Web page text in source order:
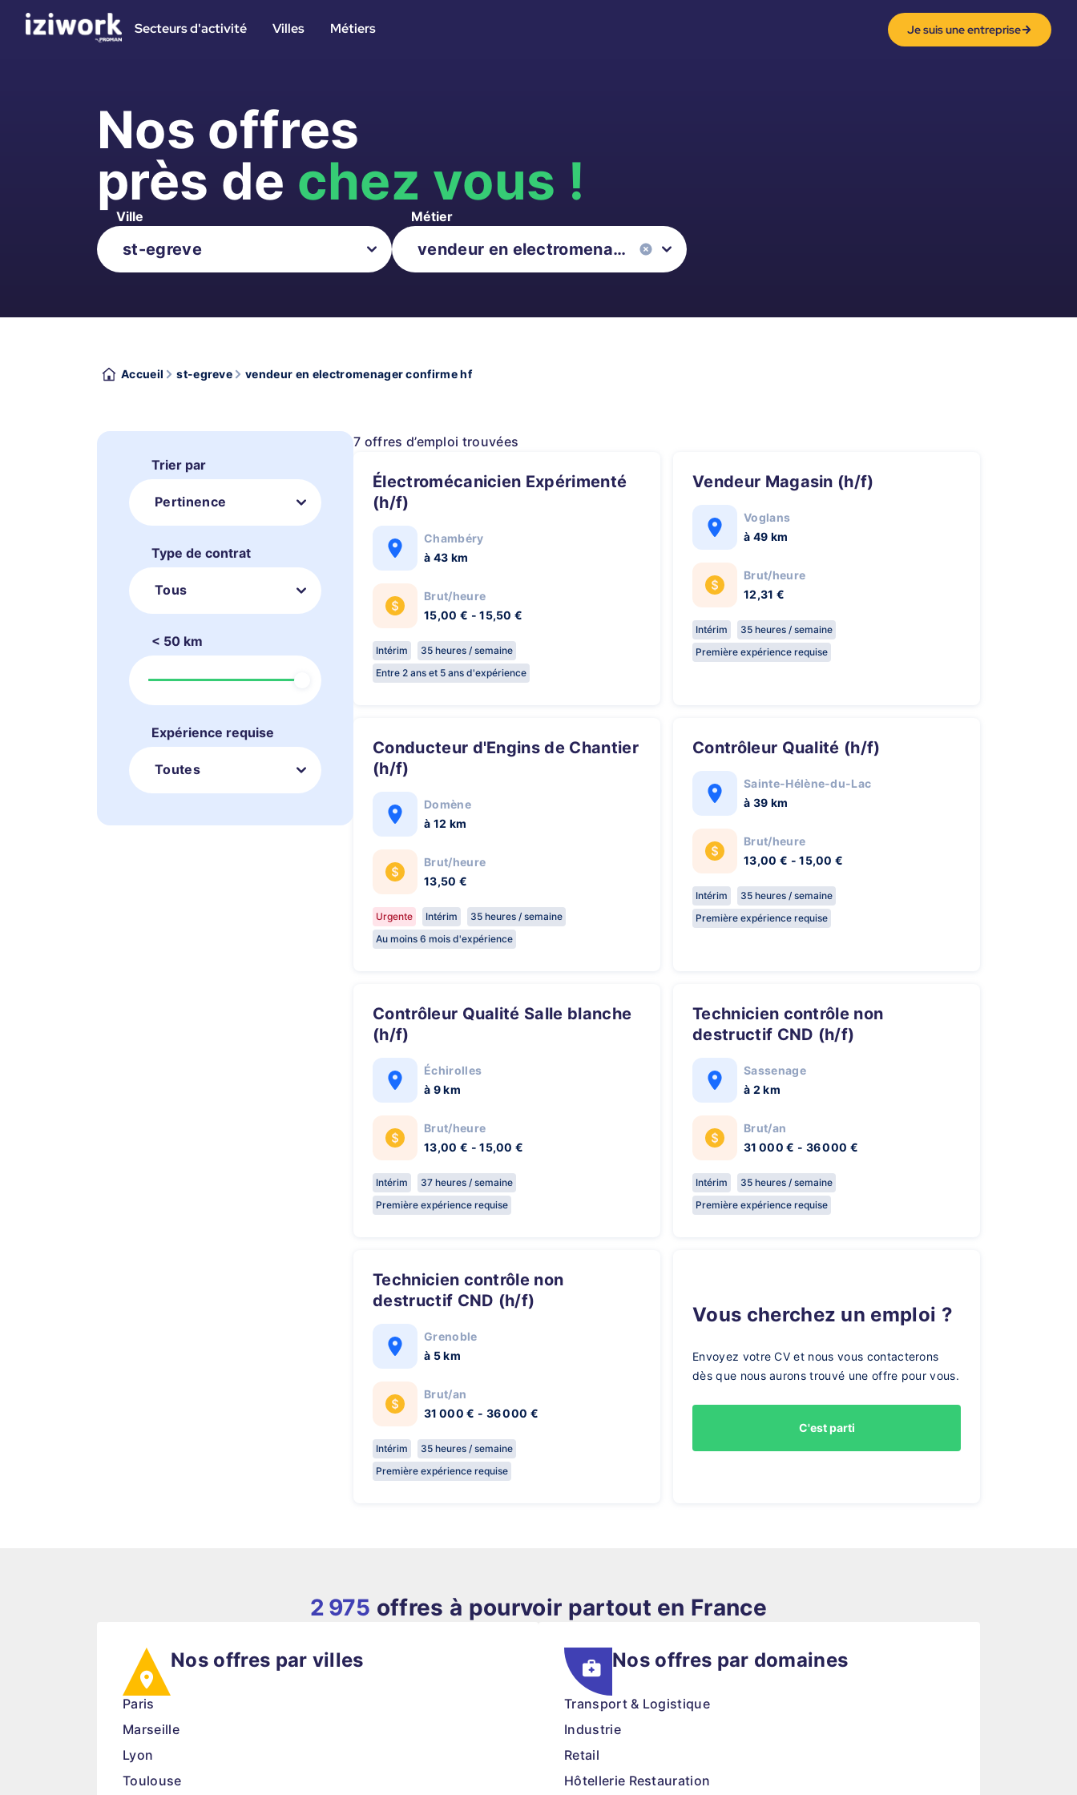
Secteurs d'activité Villes Métiers Je suis une entreprise
Nos offres
près de chez vous !
Ville Métier
Accueil st-egreve vendeur en electromenager confirme hf
Trier par
Pertinence
Type de contrat
Tous
< 50 km
Expérience requise
Toutes
7 offres d’emploi trouvées
Électromécanicien Expérimenté
(h/f)
Chambéry
à 43 km
Brut/heure
15,00 € - 15,50 €
Intérim
35 heures / semaine
Entre 2 ans et 5 ans d'expérience
Vendeur Magasin (h/f)
Voglans
à 49 km
Brut/heure
12,31 €
Intérim
35 heures / semaine
Première expérience requise
Conducteur d'Engins de Chantier
(h/f)
Domène
à 12 km
Brut/heure
13,50 €
Urgente Intérim
35 heures / semaine
Au moins 6 mois d'expérience
Contrôleur Qualité (h/f)
Sainte-Hélène-du-Lac
à 39 km
Brut/heure
13,00 € - 15,00 €
Intérim
35 heures / semaine
Première expérience requise
Contrôleur Qualité Salle blanche
(h/f)
Échirolles
à 9 km
Brut/heure
13,00 € - 15,00 €
Intérim
37 heures / semaine
Première expérience requise
Technicien contrôle non
destructif CND (h/f)
Sassenage
à 2 km
Brut/an
31 000 € - 36 000 €
Intérim
35 heures / semaine
Première expérience requise
Technicien contrôle non
destructif CND (h/f)
Grenoble
à 5 km
Brut/an
31 000 € - 36 000 €
Intérim
35 heures / semaine
Première expérience requise
Vous cherchez un emploi ?
Envoyez votre CV et nous vous contacterons
dès que nous aurons trouvé une offre pour vous.
C'est parti
2 975 offres à pourvoir partout en France
Nos offres par villes
Paris
Marseille
Lyon
Toulouse
Nos offres par domaines
Transport & Logistique
Industrie
Retail
Hôtellerie Restauration